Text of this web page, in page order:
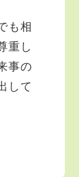
も相
重し
事の
して